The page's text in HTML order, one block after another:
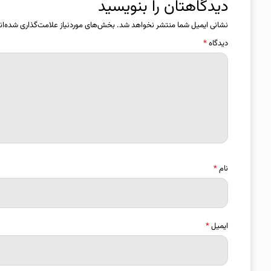
دیدگاهتان را بنویسید
نشانی ایمیل شما منتشر نخواهد شد. بخش‌های موردنیاز علامت‌گذاری
دیدگاه*
نام*
ایمیل*